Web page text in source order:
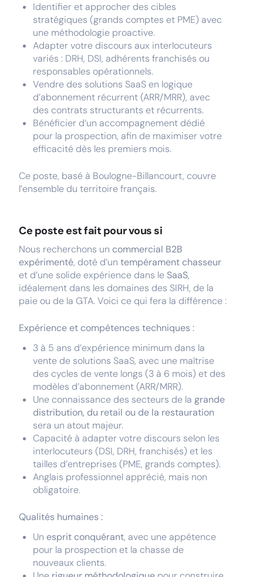
Identifier et approcher des cibles
stratégiques (grands comptes et PME) avec
une méthodologie proactive.
Adapter votre discours aux interlocuteurs
variés : DRH, DSI, adhérents franchisés ou
responsables opérationnels.
Vendre des solutions SaaS en logique
d’abonnement récurrent (ARR/MRR), avec
des contrats structurants et récurrents.
Bénéficier d’un accompagnement dédié
pour la prospection, afin de maximiser votre
efficacité dès les premiers mois.
Ce poste, basé à Boulogne-Billancourt, couvre
l’ensemble du territoire français.
Ce poste est fait pour vous si
Nous recherchons un commercial B2B
expérimenté, doté d’un tempérament chasseur
et d’une solide expérience dans le SaaS,
idéalement dans les domaines des SIRH, de la
paie ou de la GTA. Voici ce qui fera la différence :
Expérience et compétences techniques :
3 à 5 ans d’expérience minimum dans la
vente de solutions SaaS, avec une maîtrise
des cycles de vente longs (3 à 6 mois) et des
modèles d’abonnement (ARR/MRR).
Une connaissance des secteurs de la grande
distribution, du retail ou de la restauration
sera un atout majeur.
Capacité à adapter votre discours selon les
interlocuteurs (DSI, DRH, franchisés) et les
tailles d’entreprises (PME, grands comptes).
Anglais professionnel apprécié, mais non
obligatoire.
Qualités humaines :
Un esprit conquérant, avec une appétence
pour la prospection et la chasse de
nouveaux clients.